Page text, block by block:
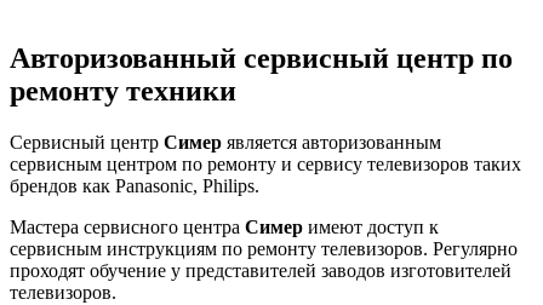
Авторизованный сервисный центр по
ремонту техники
Сервисный центр Симер является авторизованным
сервисным центром по ремонту и сервису телевизоров таких
брендов как Panasonic, Philips.
Мастера сервисного центра Симер имеют доступ к
сервисным инструкциям по ремонту телевизоров. Регулярно
проходят обучение у представителей заводов изготовителей
телевизоров.